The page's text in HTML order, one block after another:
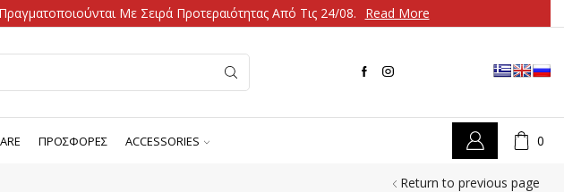
Με Σειρά Προτεραιότητας Από Τις 24/08. Read More
ΠΡΟΣΦΟΡΕΣ ACCESSORIES 0
Return to previous page